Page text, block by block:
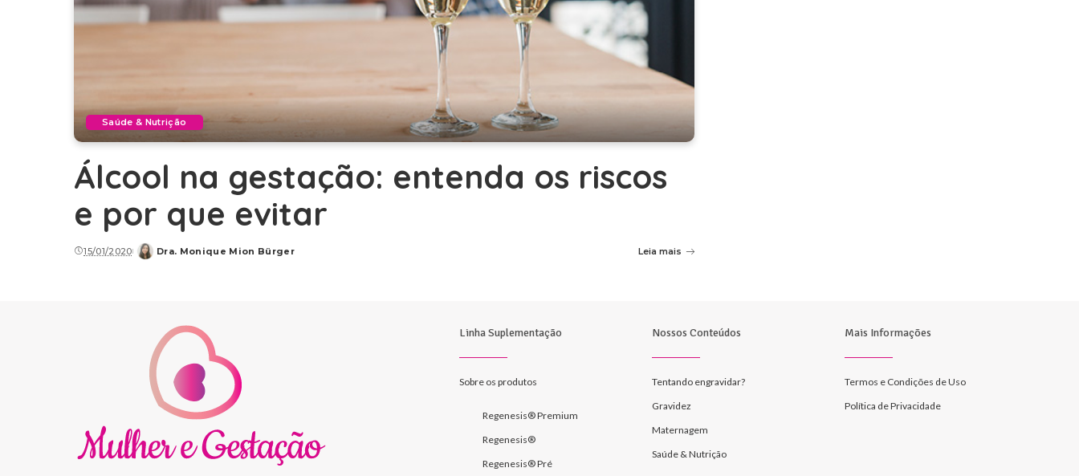
Saúde & Nutrição
Álcool na gestação: entenda os riscos
e por que evitar
15/01/2020
Posted
Dra. Monique Mion Bürger Leia mais
Linha Suplementação
Sobre os produtos
Regenesis® Premium
Regenesis®
Regenesis® Pré
Nossos Conteúdos
Tentando engravidar?
Gravidez
Maternagem
Saúde & Nutrição
Mais Informações
Termos e Condições de Uso
Política de Privacidade